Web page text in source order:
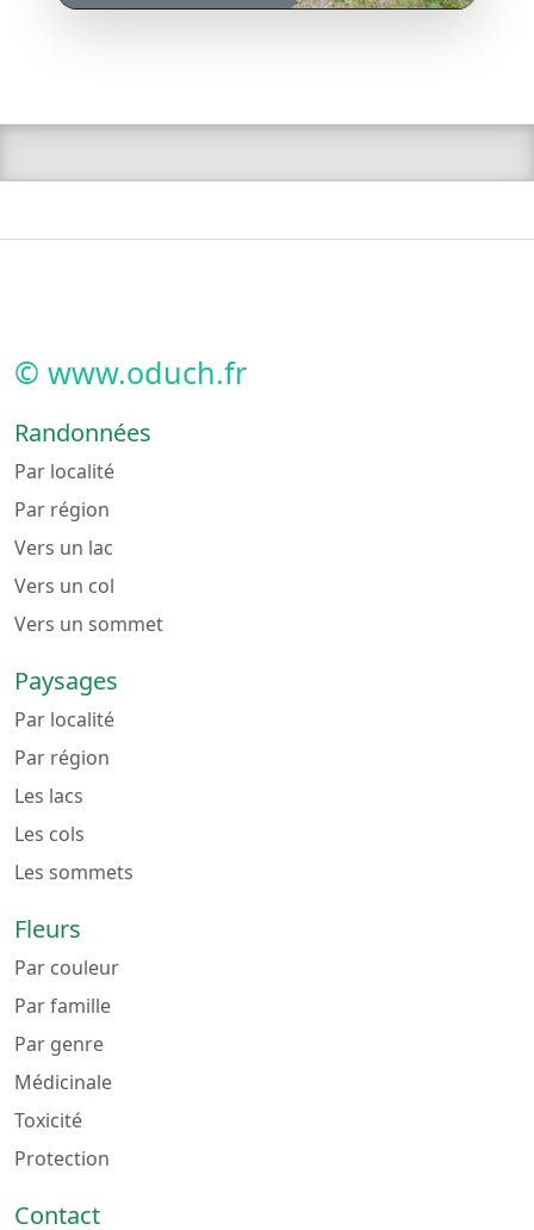
© www.oduch.fr
Randonnées
Par localité
Par région
Vers un lac
Vers un col
Vers un sommet
Paysages
Par localité
Par région
Les lacs
Les cols
Les sommets
Fleurs
Par couleur
Par famille
Par genre
Médicinale
Toxicité
Protection
Contact